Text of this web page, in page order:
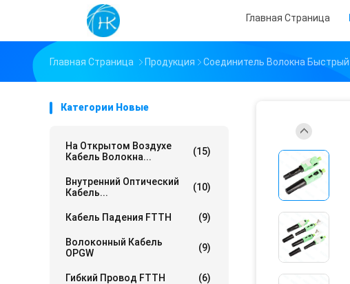
Главная Страница
Главная Страница Продукция Соединитель Волокна Быстрый
Категории Новые
На Открытом Воздухе
Кабель Волокна...
(15)
Внутренний Оптический
Кабель...
(10)
Кабель Падения FTTH (9)
Волоконный Кабель
OPGW
(9)
Гибкий Провод FTTH (6)